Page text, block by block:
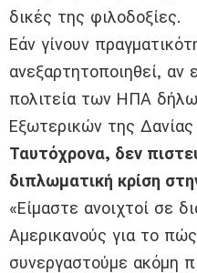
δικές της φιλοδοξίες.
Εάν γίνουν
ανεξαρτητοποιηθεί, αν
πολιτεία των ΗΠΑ
Εξωτερικών της
Ταυτόχρονα, δεν
διπλωματική κρίση
«Είμαστε ανοιχτοί σε
Αμερικανούς για το
συνεργαστούμε ακόμη